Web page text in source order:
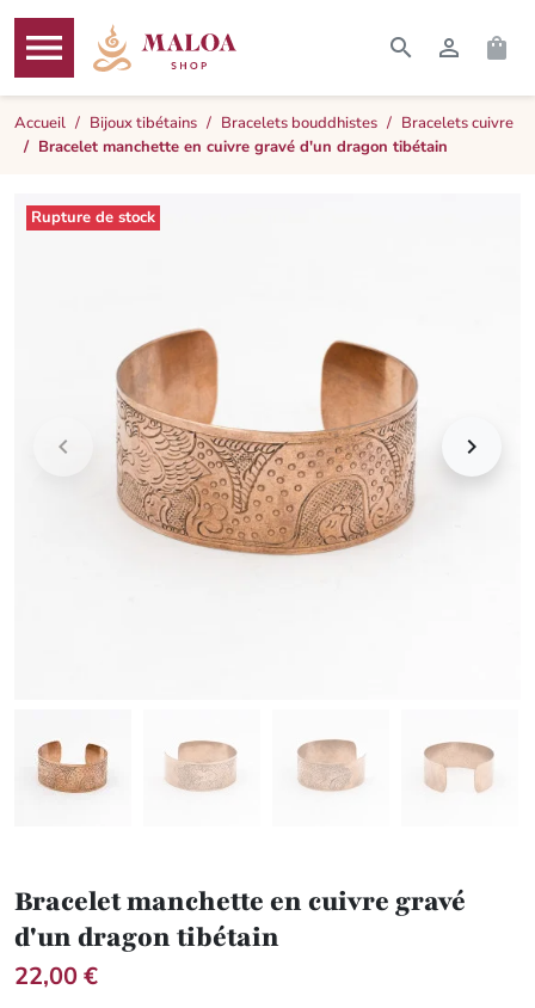

MENU
  
Accueil Bijoux tibétains Bracelets bouddhistes
Bracelets cuivre
Bracelet manchette en cuivre gravé d'un dragon tibétain
Rupture de stock
 
Bracelet manchette en cuivre gravé
d'un dragon tibétain
22,00 €